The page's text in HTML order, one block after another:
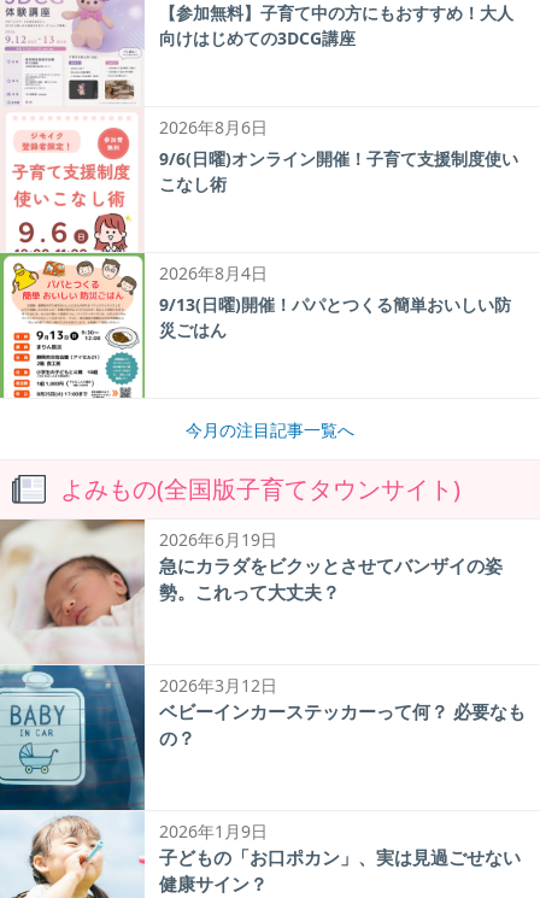
【参加無料】子育て中の方にもおすすめ！大人
向けはじめての3DCG講座
2026年8月6日
9/6(日曜)オンライン開催！子育て支援制度使い
こなし術
2026年8月4日
9/13(日曜)開催！パパとつくる簡単おいしい防
災ごはん
今月の注目記事一覧へ
よみもの(全国版子育てタウンサイト)
2026年6月19日
急にカラダをビクッとさせてバンザイの姿
勢。これって大丈夫？
2026年3月12日
ベビーインカーステッカーって何？ 必要なも
の？
2026年1月9日
子どもの「お口ポカン」、実は見過ごせない
健康サイン？